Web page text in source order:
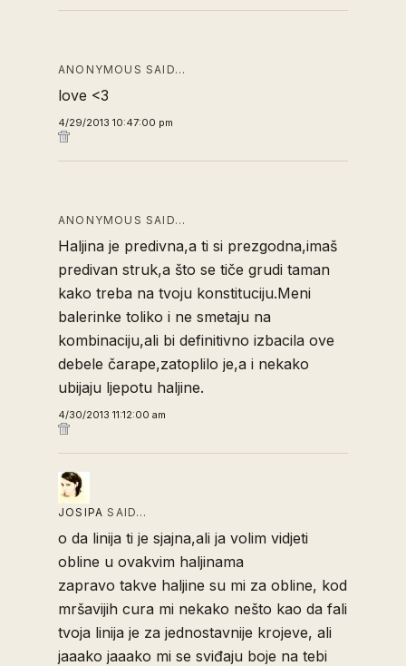
ANONYMOUS SAID…
love <3
4/29/2013 10:47:00 pm
ANONYMOUS SAID…
Haljina je predivna,a ti si prezgodna,imaš
predivan struk,a što se tiče grudi taman
kako treba na tvoju konstituciju.Meni
balerinke toliko i ne smetaju na
kombinaciju,ali bi definitivno izbacila ove
debele čarape,zatoplilo je,a i nekako
ubijaju ljepotu haljine.
4/30/2013 11:12:00 am
JOSIPA SAID…
o da linija ti je sjajna,ali ja volim vidjeti
obline u ovakvim haljinama
zapravo takve haljine su mi za obline, kod
mršavijih cura mi nekako nešto kao da fali
tvoja linija je za jednostavnije krojeve, ali
jaaako jaaako mi se sviđaju boje na tebi